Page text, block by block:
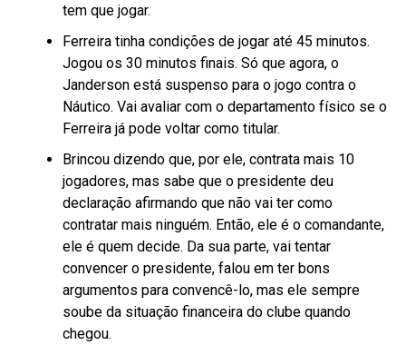
tem que jogar.
Ferreira tinha condições de jogar até 45 minutos.
Jogou os 30 minutos finais. Só que agora, o
Janderson está suspenso para o jogo contra o
Náutico. Vai avaliar com o departamento físico se o
Ferreira já pode voltar como titular.
Brincou dizendo que, por ele, contrata mais 10
jogadores, mas sabe que o presidente deu
declaração afirmando que não vai ter como
contratar mais ninguém. Então, ele é o comandante,
ele é quem decide. Da sua parte, vai tentar
convencer o presidente, falou em ter bons
argumentos para convencê-lo, mas ele sempre
soube da situação financeira do clube quando
chegou.